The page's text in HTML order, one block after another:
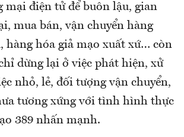
mại điện tử để buôn lậu, gian
mua bán, vận chuyển hàng
hàng hóa giả mạo xuất xứ… còn
dừng lại ở việc phát hiện, xử
nhỏ, lẻ, đối tượng vận chuyển,
tương xứng với tình hình thực
389 nhấn mạnh.